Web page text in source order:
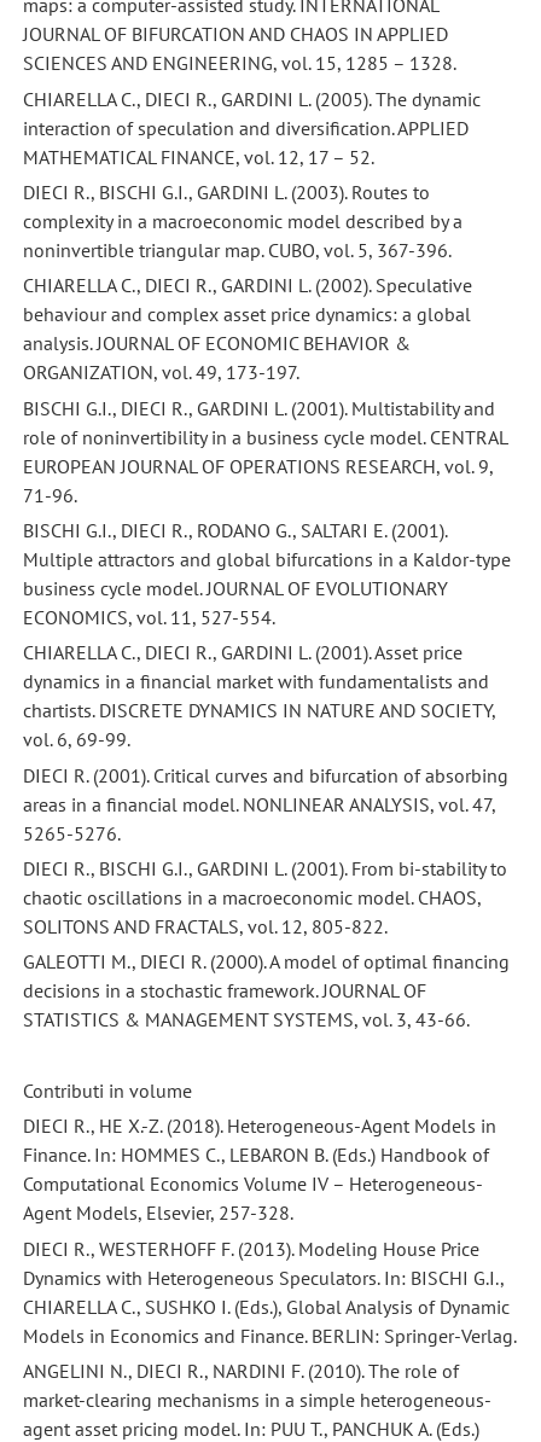
maps: a computer-assisted study. INTERNATIONAL
JOURNAL OF BIFURCATION AND CHAOS IN APPLIED
SCIENCES AND ENGINEERING, vol. 15, 1285 – 1328.
CHIARELLA C., DIECI R., GARDINI L. (2005). The dynamic
interaction of speculation and diversification. APPLIED
MATHEMATICAL FINANCE, vol. 12, 17 – 52.
DIECI R., BISCHI G.I., GARDINI L. (2003). Routes to
complexity in a macroeconomic model described by a
noninvertible triangular map. CUBO, vol. 5, 367-396.
CHIARELLA C., DIECI R., GARDINI L. (2002). Speculative
behaviour and complex asset price dynamics: a global
analysis. JOURNAL OF ECONOMIC BEHAVIOR &
ORGANIZATION, vol. 49, 173-197.
BISCHI G.I., DIECI R., GARDINI L. (2001). Multistability and
role of noninvertibility in a business cycle model. CENTRAL
EUROPEAN JOURNAL OF OPERATIONS RESEARCH, vol. 9,
71-96.
BISCHI G.I., DIECI R., RODANO G., SALTARI E. (2001).
Multiple attractors and global bifurcations in a Kaldor-type
business cycle model. JOURNAL OF EVOLUTIONARY
ECONOMICS, vol. 11, 527-554.
CHIARELLA C., DIECI R., GARDINI L. (2001). Asset price
dynamics in a financial market with fundamentalists and
chartists. DISCRETE DYNAMICS IN NATURE AND SOCIETY,
vol. 6, 69-99.
DIECI R. (2001). Critical curves and bifurcation of absorbing
areas in a financial model. NONLINEAR ANALYSIS, vol. 47,
5265-5276.
DIECI R., BISCHI G.I., GARDINI L. (2001). From bi-stability to
chaotic oscillations in a macroeconomic model. CHAOS,
SOLITONS AND FRACTALS, vol. 12, 805-822.
GALEOTTI M., DIECI R. (2000). A model of optimal financing
decisions in a stochastic framework. JOURNAL OF
STATISTICS & MANAGEMENT SYSTEMS, vol. 3, 43-66.
Contributi in volume
DIECI R., HE X.-Z. (2018). Heterogeneous-Agent Models in
Finance. In: HOMMES C., LEBARON B. (Eds.) Handbook of
Computational Economics Volume IV – Heterogeneous-
Agent Models, Elsevier, 257-328.
DIECI R., WESTERHOFF F. (2013). Modeling House Price
Dynamics with Heterogeneous Speculators. In: BISCHI G.I.,
CHIARELLA C., SUSHKO I. (Eds.), Global Analysis of Dynamic
Models in Economics and Finance. BERLIN: Springer-Verlag.
ANGELINI N., DIECI R., NARDINI F. (2010). The role of
market-clearing mechanisms in a simple heterogeneous-
agent asset pricing model. In: PUU T., PANCHUK A. (Eds.)